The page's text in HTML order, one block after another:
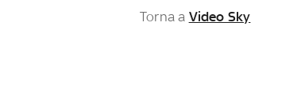
Torna a Video Sky